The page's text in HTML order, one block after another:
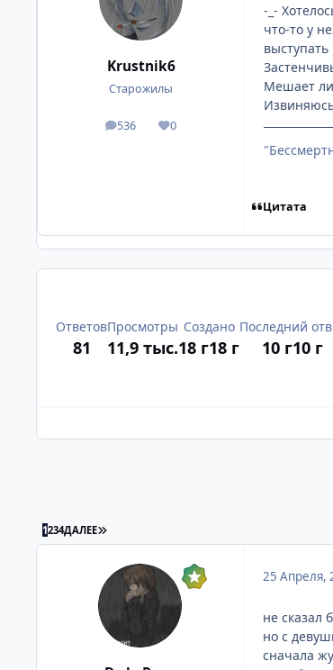
Krustnik6
Старожилы
536
посты 0
Репутация
-_-
что-то у
Мешает ли
Цитата
Ответов
81
Просмотры
11,9 тыс.
Создано
18 г18 г
Последний
10 г10 г
1234ДАЛЕЕ ПОСЛЕДНЯЯ СТРАНИЦА
25 Апреля,
не сказал
но с
сначала